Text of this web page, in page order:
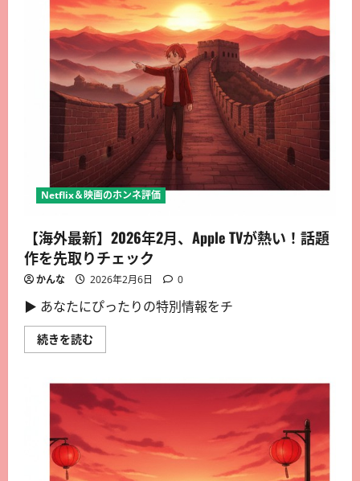
Netflix＆映画のホンネ評価
【海外最新】2026年2月、Apple TVが熱い！話題
作を先取りチェック
かんな 2026年2月6日 0
▶︎ あなたにぴったりの特別情報をチ
続きを読む